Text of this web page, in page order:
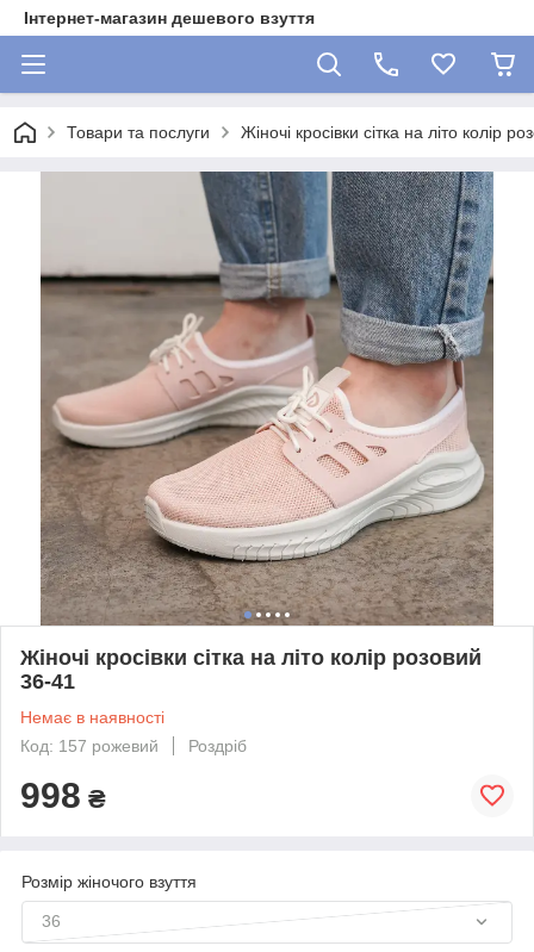
Інтернет-магазин дешевого взуття
Товари та послуги Жіночі кросівки сітка на літо колір
Жіночі кросівки сітка на літо колір розовий
36-41
Немає в наявності
Код: 157 рожевий
Роздріб
998 ₴
Розмір жіночого взуття
36